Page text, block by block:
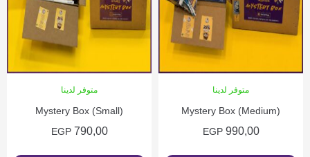
متوفر لدينا
Mystery Box (Medium)
990,00
EGP
متوفر لدينا
Mystery Box (Small)
790,00
EGP